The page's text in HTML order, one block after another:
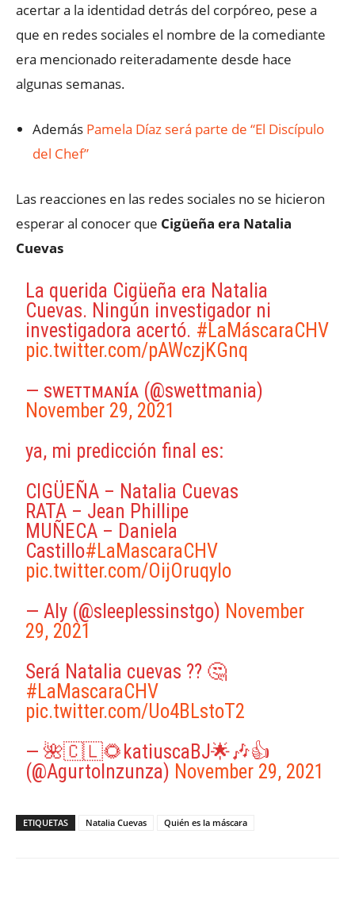
acertar a la identidad detrás del corpóreo, pese a
que en redes sociales el nombre de la comediante
era mencionado reiteradamente desde hace
algunas semanas.
Además Pamela Díaz será parte de “El Discípulo
del Chef”
Las reacciones en las redes sociales no se hicieron
esperar al conocer que Cigüeña era Natalia
Cuevas
La querida Cigüeña era Natalia
Cuevas. Ningún investigador ni
investigadora acertó. #LaMáscaraCHV
pic.twitter.com/pAWczjKGnq
— sᴡᴇᴛᴛᴍᴀɴɪ́ᴀ (@swettmania)
November 29, 2021
ya, mi predicción final es:
CIGÜEÑA – Natalia Cuevas
RATA – Jean Phillipe
MUÑECA – Daniela
Castillo#LaMascaraCHV
pic.twitter.com/OijOruqyIo
— Aly (@sleeplessinstgo) November
29, 2021
Será Natalia cuevas ?? 🤔
#LaMascaraCHV
pic.twitter.com/Uo4BLstoT2
— 🌺🇨🇱🌻katiuscaBJ🌟🎶👍
(@AgurtoInzunza) November 29, 2021
ETIQUETAS Natalia Cuevas Quién es la máscara